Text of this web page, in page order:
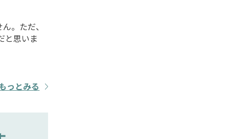
。ただ、
と思いま
っとみる